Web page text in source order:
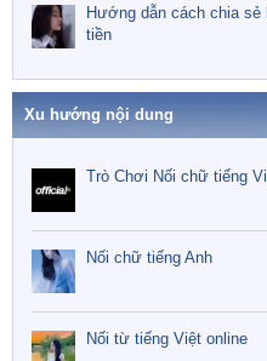
Hướng dẫn cách chia sẻ
tiền
Xu hướng nội dung
Trò Chơi Nối chữ tiếng
Nối chữ tiếng Anh
Nối từ tiếng Việt online